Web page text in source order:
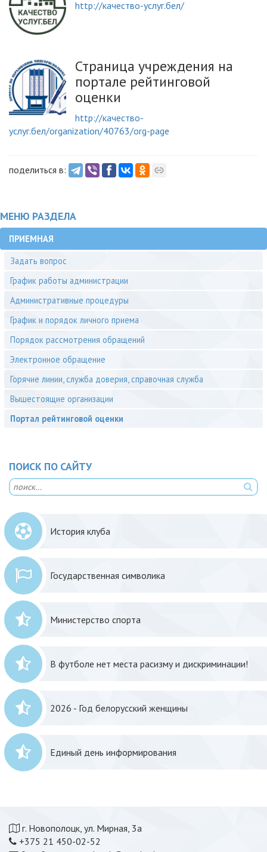
http://качество-услуг.бел/
Страница учреждения на
портале рейтинговой
оценки
http://качество-
услуг.бел/organization/40763/org-page
поделиться в:
МЕНЮ РАЗДЕЛА
ПРИЕМНАЯ
Задать вопрос
График работы администрации
Административные процедуры
График и порядок личного приема
Порядок рассмотрения обращений
Электронное обращение
Горячие линии, служба доверия, справочная служба
Вышестоящие организации
Портал рейтинговой оценки
ПОИСК ПО САЙТУ
История клуба
Государственная символика
Министерство спорта
В футболе нет места расизму и дискриминации!
2026 - Год белорусский женщины
Единый день информирования
г. Новополоцк, ул. Мирная, 3а
+375 21 450-02-52